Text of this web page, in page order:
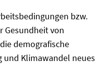
bzw.
Gesundheit von
demografische
und Klimawandel neues